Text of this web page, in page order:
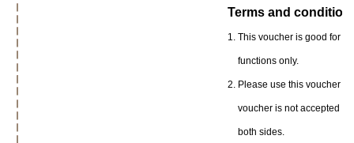
Terms and
This voucher is good for
functions only.
Please use this voucher
voucher is not accepted
both sides.